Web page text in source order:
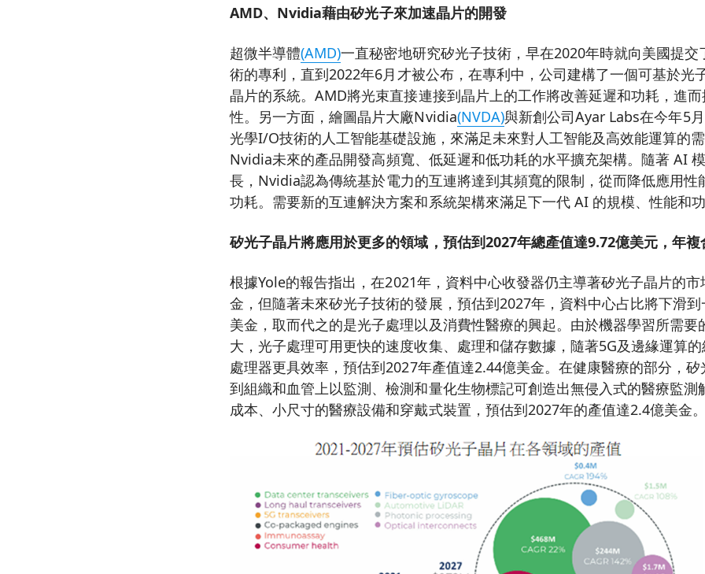
AMD、Nvidia藉由矽光子來加速晶片的開發
超微半導體(AMD)一直秘密地研究矽光子技術，早在2020年時就向美國提交
術的專利，直到2022年6月才被公布，在專利中，公司建構了一個可基於光
晶片的系統。AMD將光束直接連接到晶片上的工作將改善延遲和功耗，進
性。另一方面，繪圖晶片大廠Nvidia(NVDA)與新創公司Ayar Labs在今年5
光學I/O技術的人工智能基礎設施，來滿足未來對人工智能及高效能運算的
Nvidia未來的產品開發高頻寬、低延遲和低功耗的水平擴充架構。隨著 AI
長，Nvidia認為傳統基於電力的互連將達到其頻寬的限制，從而降低應用性
功耗。需要新的互連解決方案和系統架構來滿足下一代 AI 的規模、性能和功
矽光子晶片將應用於更多的領域，預估到2027年總產值達9.72億美元，年
根據Yole的報告指出，在2021年，資料中心收發器仍主導著矽光子晶片的
金，但隨著未來矽光子技術的發展，預估到2027年，資料中心占比將下滑
美金，取而代之的是光子處理以及消費性醫療的興起。由於機器學習所需要
大，光子處理可用更快的速度收集、處理和儲存數據，隨著5G及邊緣運算
處理器更具效率，預估到2027年產值達2.44億美金。在健康醫療的部分，
到組織和血管上以監測、檢測和量化生物標記可創造出無侵入式的醫療監測
成本、小尺寸的醫療設備和穿戴式裝置，預估到2027年的產值達2.4億美金。